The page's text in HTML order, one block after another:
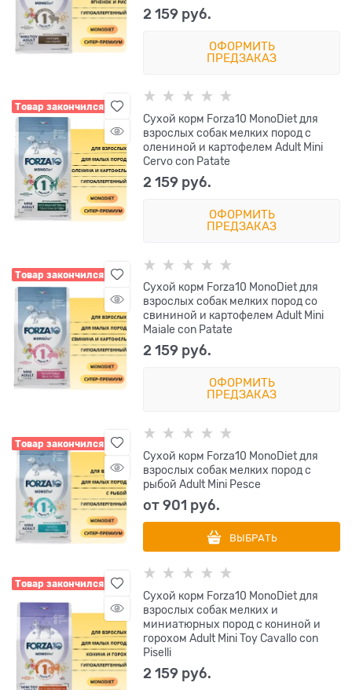
2 159 руб.
ОФОРМИТЬ
ПРЕДЗАКАЗ
Товар закончился
Сухой корм Forza10 MonoDiet для
взрослых собак мелких пород с
олениной и картофелем Adult Mini
Cervo con Patate
2 159 руб.
ОФОРМИТЬ
ПРЕДЗАКАЗ
Товар закончился
Сухой корм Forza10 MonoDiet для
взрослых собак мелких пород со
свининой и картофелем Adult Mini
Maiale con Patate
2 159 руб.
ОФОРМИТЬ
ПРЕДЗАКАЗ
Товар закончился
Сухой корм Forza10 MonoDiet для
взрослых собак мелких пород с
рыбой Adult Mini Pesce
от901 руб.
ВЫБРАТЬ
Товар закончился
Сухой корм Forza10 MonoDiet для
взрослых собак мелких и
миниатюрных пород с кониной и
горохом Adult Mini Toy Cavallo con
Piselli
2 159 руб.